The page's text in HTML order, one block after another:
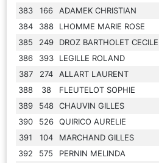
383
166 ADAMEK CHRISTIAN
384
388 LHOMME MARIE ROSE
385
249 DROZ BARTHOLET CECILE
386
393 LEGILLE ROLAND
387
274 ALLART LAURENT
388
38 FLEUTELOT SOPHIE
389
548 CHAUVIN GILLES
390
526 QUIRICO AURELIE
391
104 MARCHAND GILLES
392
575 PERNIN MELINDA